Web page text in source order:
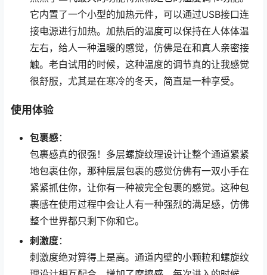
它内置了一个小型的加热元件，可以通过USB接口连
接电源进行加热。加热后的温度可以保持在人体体温
左右，给人一种温暖的感觉，仿佛是在和真人亲密接
触。老白试用的时候，这种温度的调节真的让我感觉
很舒服，尤其是在寒冷的冬天，简直是一种享受。
使用体验
包裹感：
包裹感真的很强！多层螺旋纹理设计让整个通道紧紧
地包裹住你，那种层层包裹的感觉仿佛有一双小手在
紧紧抓住你，让你有一种被完全包裹的感觉。这种包
裹感在使用过程中会让人有一种强烈的满足感，仿佛
整个世界都只剩下你和它。
刺激度：
刺激度绝对算得上是高。通道内壁的小颗粒和螺旋纹